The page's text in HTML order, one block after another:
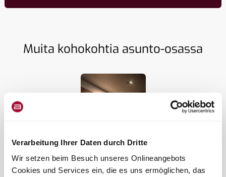
Verarbeitung Ihrer Daten durch Dritte
Wir setzen beim Besuch unseres Onlineangebots
Cookies und Services ein, die es uns ermöglichen, das
Muita kohokohtia asunto-osassa
Tunnelmavalaistus
Tunnelmaa jokaiseen hetkeen